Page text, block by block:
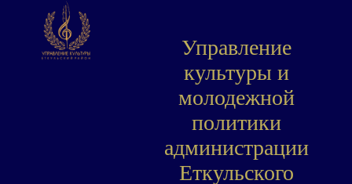
Управление
культуры и
молодежной
политики
администрации
Еткульского